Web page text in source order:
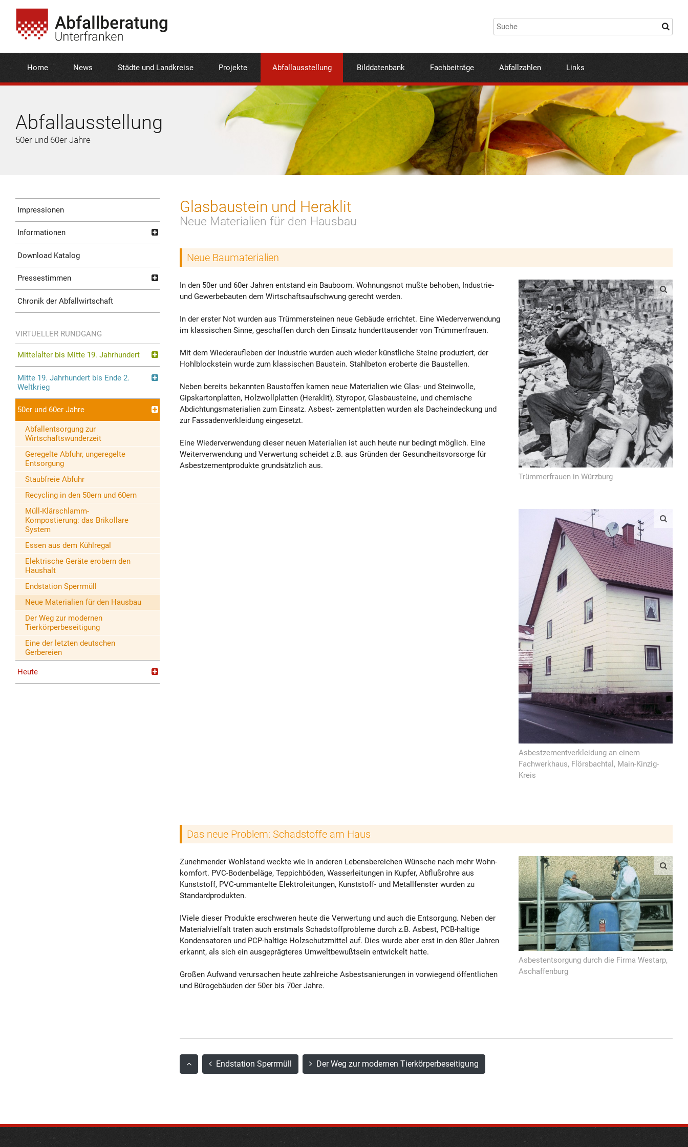
Home News Städte und Landkreise Projekte Abfallausstellung Bilddatenbank Fachbeiträge Abfallzahlen Links
Abfallausstellung
50er und 60er Jahre
Impressionen
Informationen
Download Katalog
Pressestimmen
Chronik der Abfallwirtschaft
VIRTUELLER RUNDGANG
Mittelalter bis Mitte 19. Jahrhundert
Mitte 19. Jahrhundert bis Ende 2.
Weltkrieg
50er und 60er Jahre
Abfallentsorgung zur
Wirtschaftswunderzeit
Geregelte Abfuhr, ungeregelte
Entsorgung
Staubfreie Abfuhr
Recycling in den 50ern und 60ern
Müll-Klärschlamm-
Kompostierung: das Brikollare
System
Essen aus dem Kühlregal
Elektrische Geräte erobern den
Haushalt
Endstation Sperrmüll
Neue Materialien für den Hausbau
Der Weg zur modernen
Tierkörperbeseitigung
Eine der letzten deutschen
Gerbereien
Heute
Glasbaustein und Heraklit
Neue Materialien für den Hausbau
Neue Baumaterialien
In den 50er und 60er Jahren entstand ein Bauboom. Wohnungsnot mußte behoben, Industrie-
und Gewerbebauten dem Wirtschaftsaufschwung gerecht werden.
In der erster Not wurden aus Trümmersteinen neue Gebäude errichtet. Eine Wiederverwendung
im klassischen Sinne, geschaffen durch den Einsatz hunderttausender von Trümmerfrauen.
Mit dem Wiederaufleben der Industrie wurden auch wieder künstliche Steine produziert, der
Hohlblockstein wurde zum klassischen Baustein. Stahlbeton eroberte die Baustellen.
Neben bereits bekannten Baustoffen kamen neue Materialien wie Glas- und Steinwolle,
Gipskartonplatten, Holzwollplatten (Heraklit), Styropor, Glasbausteine, und chemische
Abdichtungsmaterialien zum Einsatz. Asbest- zementplatten wurden als Dacheindeckung und
zur Fassadenverkleidung eingesetzt.
Eine Wiederverwendung dieser neuen Materialien ist auch heute nur bedingt möglich. Eine
Weiterverwendung und Verwertung scheidet z.B. aus Gründen der Gesundheitsvorsorge für
Asbestzementprodukte grundsätzlich aus.
Trümmerfrauen in Würzburg
Asbestzementverkleidung an einem
Fachwerkhaus, Flörsbachtal, Main-Kinzig-
Kreis
Das neue Problem: Schadstoffe am Haus
Zunehmender Wohlstand weckte wie in anderen Lebensbereichen Wünsche nach mehr Wohn-
komfort. PVC-Bodenbeläge, Teppichböden, Wasserleitungen in Kupfer, Abflußrohre aus
Kunststoff, PVC-ummantelte Elektroleitungen, Kunststoff- und Metallfenster wurden zu
Standardprodukten.
IViele dieser Produkte erschweren heute die Verwertung und auch die Entsorgung. Neben der
Materialvielfalt traten auch erstmals Schadstoffprobleme durch z.B. Asbest, PCB-haltige
Kondensatoren und PCP-haltige Holzschutzmittel auf. Dies wurde aber erst in den 80er Jahren
erkannt, als sich ein ausgeprägteres Umweltbewußtsein entwickelt hatte.
Großen Aufwand verursachen heute zahlreiche Asbestsanierungen in vorwiegend öffentlichen
und Bürogebäuden der 50er bis 70er Jahre.
Asbestentsorgung durch die Firma Westarp,
Aschaffenburg
Endstation Sperrmüll Der Weg zur modernen Tierkörperbeseitigung